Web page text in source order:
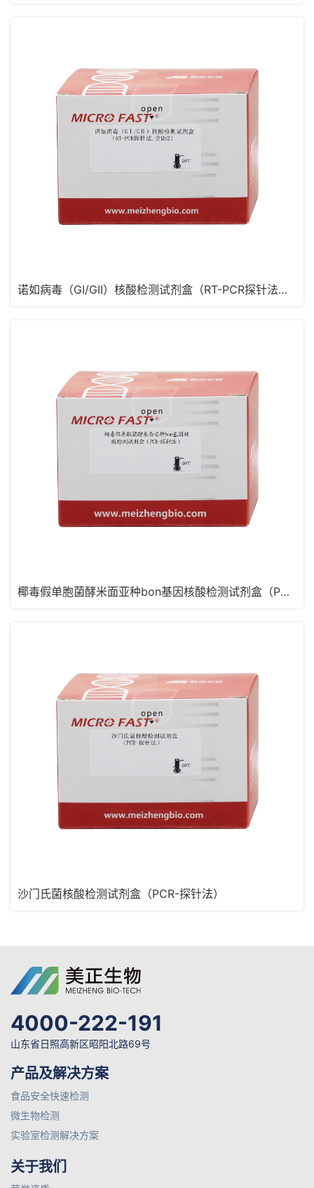
诺如病毒（GI/GII）核酸检测试剂盒（RT-PCR探针法，含MS2）
椰毒假单胞菌酵米面亚种bon基因核酸检测试剂盒（PCR-探针法）
沙门氏菌核酸检测试剂盒（PCR-探针法）
4000-222-191
山东省日照高新区昭阳北路69号
产品及解决方案
食品安全快速检测
微生物检测
实验室检测解决方案
关于我们